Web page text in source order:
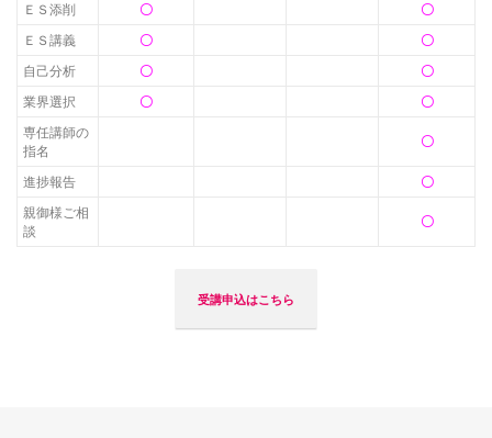
ＥＳ添削 〇
〇
ＥＳ講義
〇
〇
自己分析
〇
〇
業界選択
〇
〇
専任講師の
指名
〇
進捗報告
〇
親御様ご相
談
〇
受講申込はこちら